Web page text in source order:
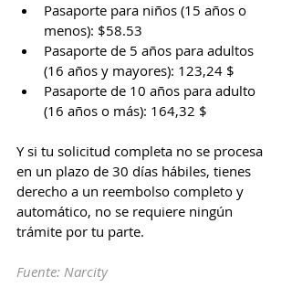
Pasaporte para niños (15 años o
menos): $58.53
Pasaporte de 5 años para adultos
(16 años y mayores): 123,24 $
Pasaporte de 10 años para adulto
(16 años o más): 164,32 $
Y si tu solicitud completa no se procesa
en un plazo de 30 días hábiles, tienes
derecho a un reembolso completo y
automático, no se requiere ningún
trámite por tu parte.
Fuente: Narcity